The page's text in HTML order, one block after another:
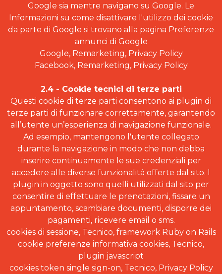
Google sia mentre navigano su Google. Le
Informazioni su come disattivare l'utilizzo dei cookie
da parte di Google si trovano alla pagina Preferenze
annunci di Google
Google, Remarketing, Privacy Policy
Facebook, Remarketing, Privacy Policy
2.4 - Cookie tecnici di terze parti
Questi cookie di terze parti consentono ai plugin di
terze parti di funzionare correttamente, garantendo
all’utente un’esperienza di navigazione funzionale.
Ad esempio, mantengono l'utente collegato
durante la navigazione in modo che non debba
inserire continuamente le sue credenziali per
accedere alle diverse funzionalità offerte dal sito. I
plugin in oggetto sono quelli utilizzati dal sito per
consentire di effettuare le prenotazioni, fissare un
appuntamento, scambiare documenti, disporre dei
pagamenti, ricevere email o sms.
cookies di sessione, Tecnico, framework Ruby on Rails
cookie preferenze informativa cookies, Tecnico,
plugin javascript
cookies token single sign-on, Tecnico, Privacy Policy